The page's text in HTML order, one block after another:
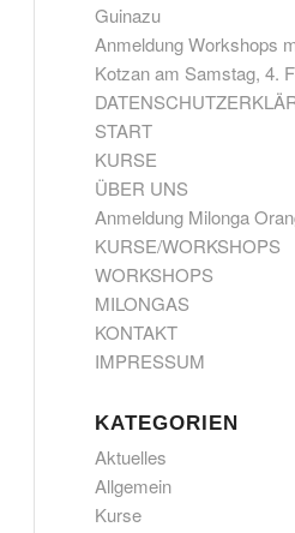
Guinazu
Anmeldung Workshops
Kotzan am Samstag, 4.
START
KURSE
ÜBER UNS
Anmeldung Milonga
KURSE/WORKSHOPS
WORKSHOPS
MILONGAS
KONTAKT
IMPRESSUM
KATEGORIEN
Aktuelles
Allgemein
Kurse